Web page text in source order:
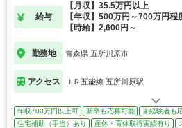
給与
【月収】35.5万円以上
【年収】500万円～700万円程
【時給】2,600円～
勤務地 青森県 五所川原市
アクセス ＪＲ五能線 五所川原駅
年収700万円以上可 新卒も応募可能 未経験者も
住宅補助（手当）あり
産休・育休取得実績有り